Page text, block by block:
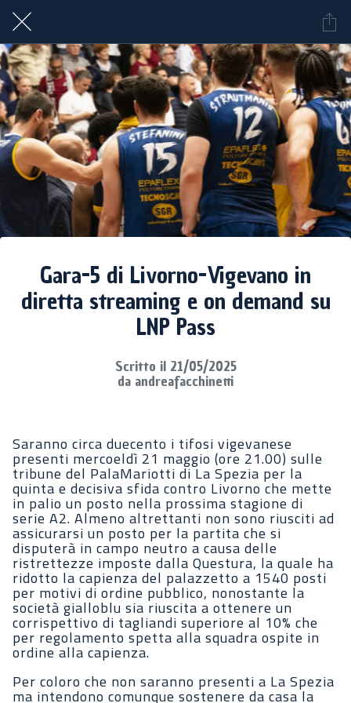
Gara-5 di Livorno-Vigevano in
diretta streaming e on demand su
LNP Pass
Scritto il 21/05/2025
da andreafacchinetti
Saranno circa duecento i tifosi vigevanese
presenti mercoeldì 21 maggio (ore 21.00) sulle
tribune del PalaMariotti di La Spezia per la
quinta e decisiva sfida contro Livorno che mette
in palio un posto nella prossima stagione di
serie A2. Almeno altrettanti non sono riusciti ad
assicurarsi un posto per la partita che si
disputerà in campo neutro a causa delle
ristrettezze imposte dalla Questura, la quale ha
ridotto la capienza del palazzetto a 1540 posti
per motivi di ordine pubblico, nonostante la
società gialloblu sia riuscita a ottenere un
corrispettivo di tagliandi superiore al 10% che
per regolamento spetta alla squadra ospite in
ordine alla capienza.
Per coloro che non saranno presenti a La Spezia
ma intendono comunque sostenere da casa la